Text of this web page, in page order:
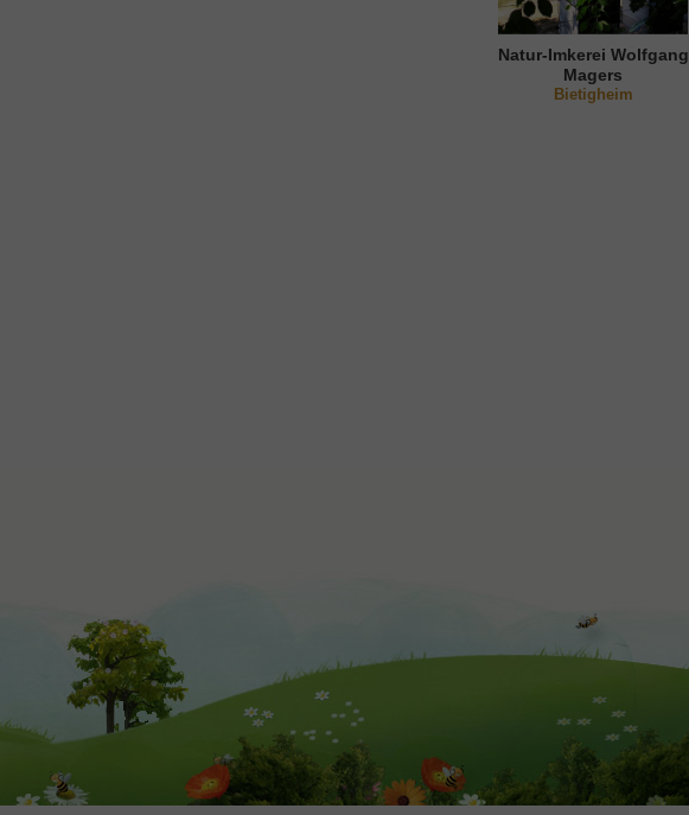
Natur-Imkerei Wolfgang
Magers
Bietigheim